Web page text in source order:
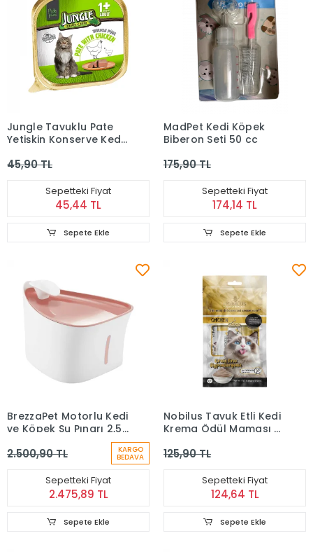
Jungle Tavuklu Pate
Yetişkin Konserve Kedi
45,90 TL
Sepetteki Fiyat
45,44 TL
Sepete Ekle
MadPet Kedi Köpek
Biberon Seti 50 cc
175,90 TL
Sepetteki Fiyat
174,14 TL
Sepete Ekle
BrezzaPet Motorlu Kedi
ve Köpek Su Pınarı 2,5
2.500,90 TL KARGO
BEDAVA
Sepetteki Fiyat
2.475,89 TL
Sepete Ekle
Nobilus Tavuk Etli Kedi
Krema Ödül Maması 5
125,90 TL
Sepetteki Fiyat
124,64 TL
Sepete Ekle